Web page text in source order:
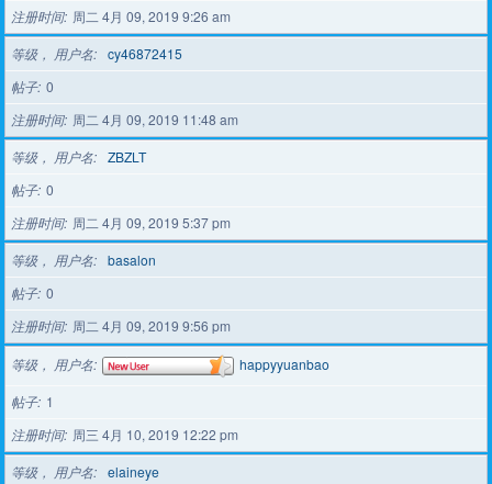
注册时间 周二 4月 09, 2019 9:26 am
等级， 用户名
cy46872415
帖子 0
注册时间 周二 4月 09, 2019 11:48 am
等级， 用户名
ZBZLT
帖子 0
注册时间 周二 4月 09, 2019 5:37 pm
等级， 用户名
basalon
帖子 0
注册时间 周二 4月 09, 2019 9:56 pm
等级， 用户名
happyyuanbao
帖子 1
注册时间 周三 4月 10, 2019 12:22 pm
等级， 用户名
elaineye